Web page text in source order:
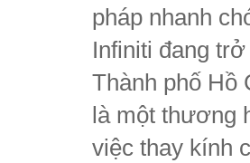
pháp nhanh
Infiniti đang
Thành phố Hồ
là một thương
việc thay kính